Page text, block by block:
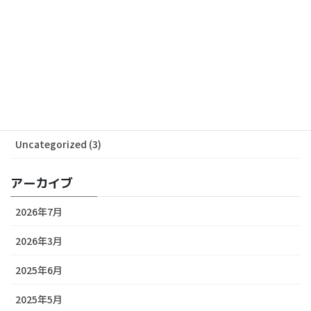
Uncategorized (3)
アーカイブ
2026年7月
2026年3月
2025年6月
2025年5月